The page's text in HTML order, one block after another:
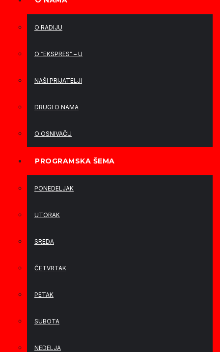
O RADIJU
O “EKSPRES” – U
NAŠI PRIJATELJI
DRUGI O NAMA
O OSNIVAČU
PROGRAMSKA ŠEMA
PONEDELJAK
UTORAK
SREDA
ČETVRTAK
PETAK
SUBOTA
NEDELJA